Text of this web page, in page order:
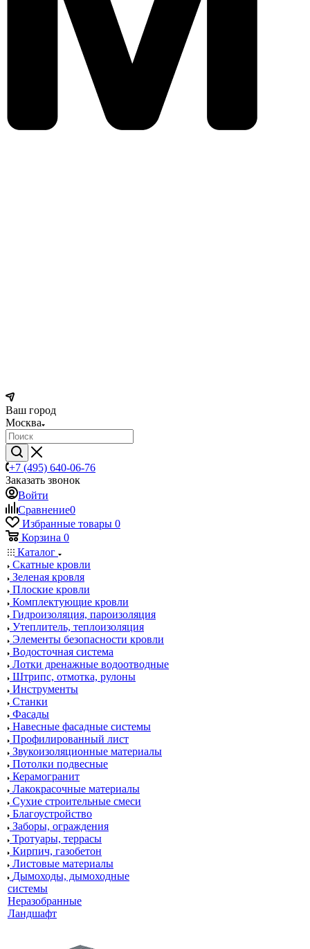
Ваш город
Москва
+7 (495) 640-06-76
Заказать звонок
Войти
Сравнение0
Избранные товары 0
Корзина 0
Каталог
Скатные кровли
Зеленая кровля
Плоские кровли
Комплектующие кровли
Гидроизоляция, пароизоляция
Утеплитель, теплоизоляция
Элементы безопасности кровли
Водосточная система
Лотки дренажные водоотводные
Штрипс, отмотка, рулоны
Инструменты
Станки
Фасады
Навесные фасадные системы
Профилированный лист
Звукоизоляционные материалы
Потолки подвесные
Керамогранит
Лакокрасочные материалы
Сухие строительные смеси
Благоустройство
Заборы, ограждения
Тротуары, террасы
Кирпич, газобетон
Листовые материалы
Дымоходы, дымоходные
системы
Неразобранные
Ландшафт